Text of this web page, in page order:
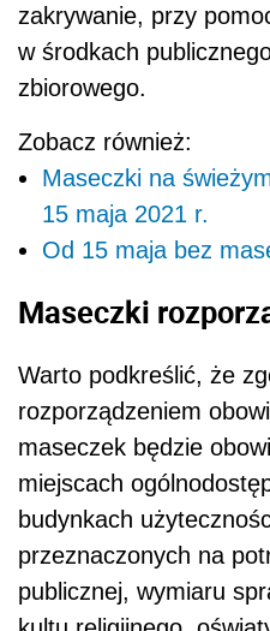
zakrywanie, przy
w środkach
zbiorowego.
Zobacz również:
Maseczki na
15 maja 2021 r.
Od 15 maja bez
Maseczki
Warto podkreślić, że
rozporządzeniem
maseczek będzie
miejscach
budynkach
przeznaczonych na
publicznej, wymiaru